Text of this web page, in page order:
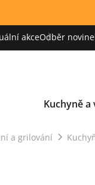
akceOdběr
Kuchyně a
a grilování